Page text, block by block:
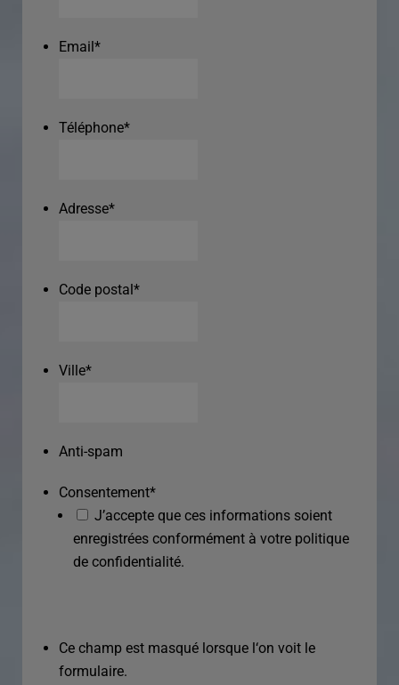
Email*
Téléphone*
Adresse*
Code postal*
Ville*
Anti-spam
Consentement*
J’accepte que ces informations soient
enregistrées conformément à votre politique
de confidentialité.
Ce champ est masqué lorsque l‘on voit le
formulaire.